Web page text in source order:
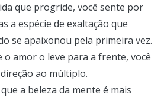
que progride, você sente por
a espécie de exaltação que
se apaixonou pela primeira vez.
amor o leve para a frente, você
ao múltiplo.
a beleza da mente é mais